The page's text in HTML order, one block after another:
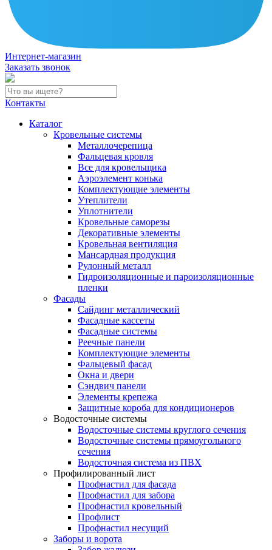
Интернет-магазин
Заказать звонок
Контакты
Каталог
Кровельные системы
Металлочерепица
Фальцевая кровля
Все для кровельщика
Аэроэлемент конька
Комплектующие элементы
Утеплители
Уплотнители
Кровельные саморезы
Декоративные элементы
Кровельная вентиляция
Мансардная продукция
Рулонный металл
Гидроизоляционные и пароизоляционные
пленки
Фасады
Сайдинг металлический
Фасадные кассеты
Фасадные системы
Реечные панели
Комплектующие элементы
Фальцевый фасад
Окна и двери
Сэндвич панели
Элементы крепежа
Защитные короба для кондиционеров
Водосточные системы
Водосточные системы круглого сечения
Водосточные системы прямоугольного
сечения
Водосточная система из ПВХ
Профилированный лист
Профнастил для фасада
Профнастил для забора
Профнастил кровельный
Профлист
Профнастил несущий
Заборы и ворота